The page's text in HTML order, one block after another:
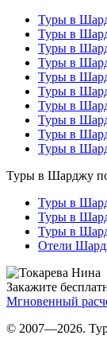
Туры в
Туры в
Туры в
Туры в
Туры в
Туры в
Туры в
Туры в
Туры в
Туры в
Туры в Шарджу по
Туры в
Туры в
Туры в
Отели
Закажите
Мгновенный
© 2007—2026.